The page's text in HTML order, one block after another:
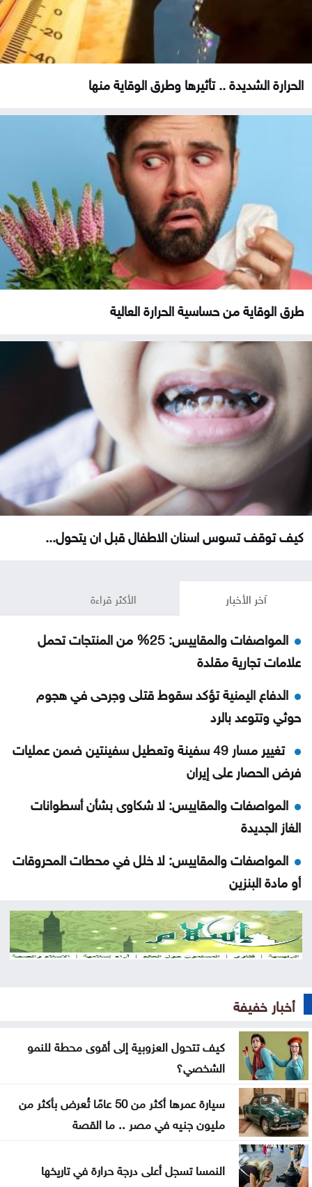
الحرارة الشديدة .. تأثيرها وطرق الوقاية منها
طرق الوقاية من حساسية الحرارة العالية
كيف توقف تسوس اسنان الاطفال قبل ان يتحول...
آخر الأخبار الأكثر قراءة
المواصفات والمقاييس: 25% من المنتجات تحمل
علامات تجارية مقلدة
الدفاع اليمنية تؤكد سقوط قتلى وجرحى في هجوم
حوثي وتتوعد بالرد
تغيير مسار 49 سفينة وتعطيل سفينتين ضمن عمليات
فرض الحصار على إيران
المواصفات والمقاييس: لا شكاوى بشأن أسطوانات
الغاز الجديدة
المواصفات والمقاييس: لا خلل في محطات المحروقات
أو مادة البنزين
قتلى ومصابون بانفجار عبوة ناسفة داخل حافلة ركاب
في جرمانا بريف دمشق
الملك في مجلس الأمن القومي
إصابة طفلين فلسطينيين بنيران الجيش الإسرائيلي في
غزة
بلال احمد المحاسنه مبارك المسمى الجديد
الأشغال تبدأ السبت أعمال صيانة طريق معان – البادية
أخبار خفيفة
كيف تتحول العزوبية إلى أقوى محطة للنمو
الشخصي؟
سيارة عمرها أكثر من 50 عامًا تُعرض بأكثر من
مليون جنيه في مصر .. ما القصة
النمسا تسجل أعلى درجة حرارة في تاريخها